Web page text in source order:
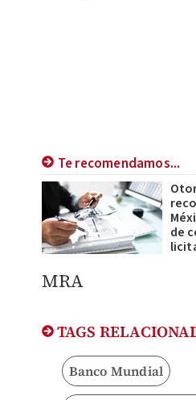
Te recomendamos...
de
MRA
TAGS
Banco Mundial